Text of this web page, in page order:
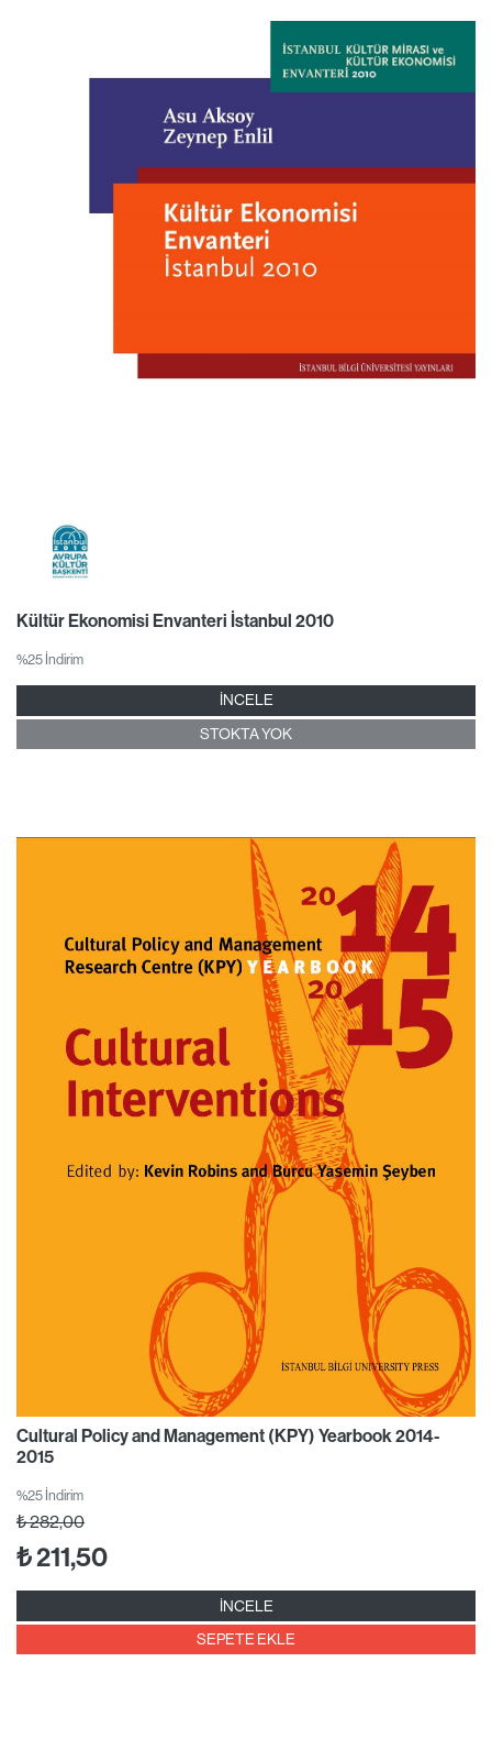
Kültür Ekonomisi Envanteri İstanbul 2010
%25 İndirim
İNCELE
STOKTA YOK
Cultural Policy and Management (KPY) Yearbook 2014-
2015
%25 İndirim
₺282,00
₺211,50
İNCELE
SEPETE EKLE